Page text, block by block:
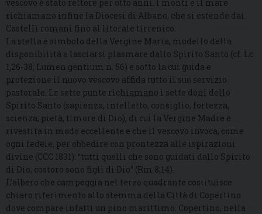
vescovo è stato rettore per otto anni. I monti e il mare
richiamano infine la Diocesi di Albano, che si estende dai
Castelli romani fino al litorale tirrenico.
La stella è simbolo della Vergine Maria, modello della
disponibilità a lasciarsi plasmare dallo Spirito Santo (cf. Lc
1,26-38; Lumen gentium n. 56) e sotto la cui guida e
protezione il nuovo vescovo affida tutto il suo servizio
pastorale. Le sette punte richiamano i sette doni dello
Spirito Santo (sapienza, intelletto, consiglio, fortezza,
scienza, pietà, timore di Dio), di cui la Vergine Madre è
rivestita in modo eccellente e che il vescovo invoca, come
ogni fedele, per obbedire con prontezza alle ispirazioni
divine (CCC 1831): “tutti quelli che sono guidati dallo Spirito
di Dio, costoro sono figli di Dio” (Rm 8,14).
L’albero che campeggia nel terzo quadrante costituisce
chiaro riferimento allo stemma della Città di Copertino
dove compare infatti un pino marittimo. Copertino, nella